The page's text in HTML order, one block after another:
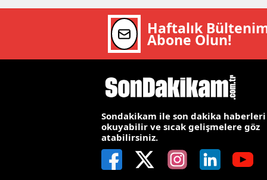
Haftalık
Abone Olun!
Sondakikam ile son dakika haberleri
okuyabilir ve sıcak gelişmelere göz
atabilirsiniz.